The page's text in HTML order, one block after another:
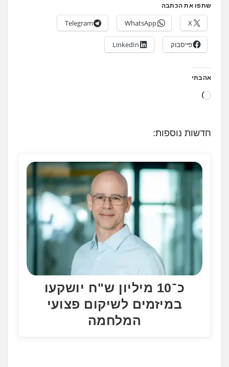
שתפו את הכתבה
X
WhatsApp
Telegram
פייסבוק LinkedIn
אהבתי
ט
.
.
חדשות נוספות:
כ־10 מיליון ש"ח יושקעו
במיזמים לשיקום פצועי
המלחמה